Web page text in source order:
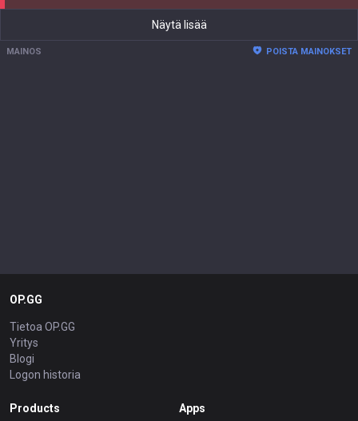
Näytä lisää
MAINOS POISTA MAINOKSET
OP.GG
Tietoa OP.GG
Yritys
Blogi
Logon historia
Products Apps